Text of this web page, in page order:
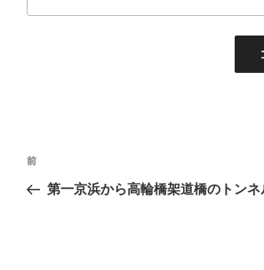
投
ナ
前
の
前
第一京浜から高輪橋架道橋のトンネ